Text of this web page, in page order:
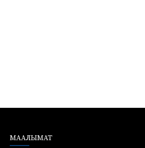
МААЛЫМАТ